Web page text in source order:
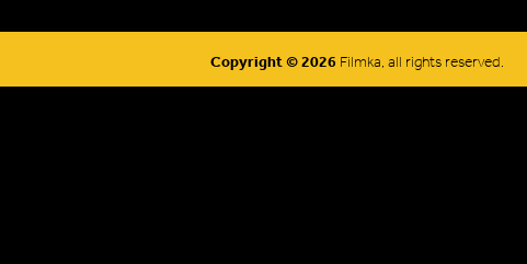
Copyright © 2026 Filmka, all rights reserved.